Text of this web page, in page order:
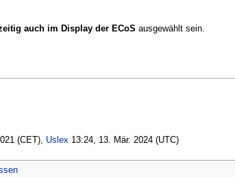
auch im Display der ECoS ausgewählt sein.
(CET), Uslex13:24, 13. Mär. 2024 (UTC)